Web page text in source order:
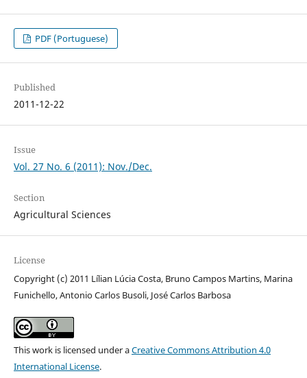
PDF (Portuguese)
Published
2011-12-22
Issue
Vol. 27 No. 6 (2011): Nov./Dec.
Section
Agricultural Sciences
License
Copyright (c) 2011 Lílian Lúcia Costa, Bruno Campos Martins, Marina
Funichello, Antonio Carlos Busoli, José Carlos Barbosa
This work is licensed under aCreative Commons Attribution 4.0
International License.